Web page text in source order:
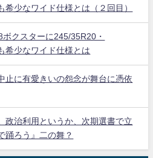
少なワイド仕様とは（２回目）
ボクスターに245/35R20・
希少なワイド仕様とは
止に有愛きいの怨念が舞台に憑依
政治利用というか、次期選書で立
踊ろう』二の舞？